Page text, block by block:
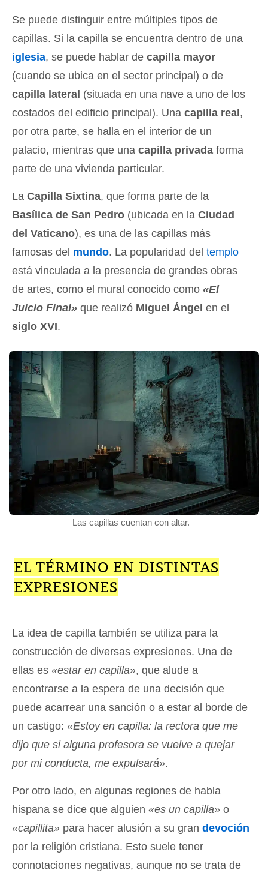
Se puede distinguir entre múltiples tipos de
capillas. Si la capilla se encuentra dentro de una
iglesia, se puede hablar de capilla mayor
(cuando se ubica en el sector principal) o de
capilla lateral (situada en una nave a uno de los
costados del edificio principal). Una capilla real ,
por otra parte, se halla en el interior de un
palacio, mientras que una capilla privada forma
parte de una vivienda particular.
La Capilla Sixtina, que forma parte de la
Basílica de San Pedro (ubicada en la Ciudad
del Vaticano), es una de las capillas más
famosas del mundo. La popularidad del templo
está vinculada a la presencia de grandes obras
de artes, como el mural conocido como «El
Juicio Final» que realizó Miguel Ángel en el
siglo XVI.
Las capillas cuentan con altar.
EL TÉRMINO EN DISTINTAS
EXPRESIONES
La idea de capilla también se utiliza para la
construcción de diversas expresiones. Una de
ellas es «estar en capilla», que alude a
encontrarse a la espera de una decisión que
puede acarrear una sanción o a estar al borde de
un castigo: «Estoy en capilla: la rectora que me
dijo que si alguna profesora se vuelve a quejar
por mi conducta, me expulsará».
Por otro lado, en algunas regiones de habla
hispana se dice que alguien «es un capilla» o
«capillita» para hacer alusión a su gran devoción
por la religión cristiana. Esto suele tener
connotaciones negativas, aunque no se trata de